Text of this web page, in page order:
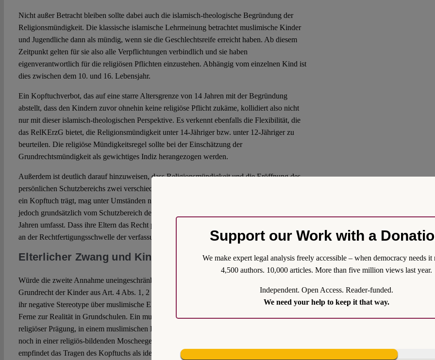
Nicht außer Betracht bleiben sollte dabei auch die islamisch-theologische Begründung der
Religionsmündigkeit. Die klassische islamische Lehrmeinung betrachtet muslimische Kinder
und Jugendliche dann als mündig, wenn sie die Geschlechtsreife erreicht haben. Ab diesem
Zeitpunkt gelten für sie also alle Verpflichtungen verbindlich und sie haben
eigenverantwortlich für die religiösen Pflichten einzustehen. Abhängig vom einzelnen Kind ist
dies zwischen dem 10. und 16. Lebensjahr.
Ein Kopftuchverbot, das auf eine starre Altersgrenze von 14 Jahren mit der Begründung
abstellt, dass den Kindern zuvor ohnehin keine religiöse Pflicht zukäme, kollidiert also nicht
nur mit dieser islamisch-theologischen Perspektive. Es verkennt ebenfalls die Flexibilität, die
das RelKErzG bietet, die Religionsmündigkeit unter 14-Jähriger bzw. unter 12-Jähriger zu
beurteilen. Die religiöse Mündigkeitsregel sollte bei der Einschätzung der
Grundrechtsmündigkeit als gewichtiges Indiz herangezogen werden.
Außerdem ist deutlich darauf hinzuweisen, dass Religionsmündigkeit und die Eröffnung des
persönlichen Schutzbereichs zwei verschiedene Begriffe sind. Ein 8-jähriges Mädchen, das
ein Kopftuch trägt, mag unter Umständen noch nicht religionsmündig sein. Ihr Verhalten ist
jedoch grundsätzlich vom Schutzbereich des Art. 4 GG gedeckt, der auch Kinder unter 14
Jahren umfasst. Dass ihre Eltern das Recht prozessual geltend machen müssen, ändert nichts
an der Rechtfertigungsschwelle der verfassungsimmanenten Schranken.
Elterlicher Zwang und Kinder ohne Selbstbestimmung?
Würde die zweite Annahme uneingeschränkt gelten, könnte tatsächlich nicht auf das
Grundrecht der Kinder aus Art. 4 Abs. 1, 2 GG Bezug genommen werden. Allerdings liegen
ihr negative Stereotype über muslimische Eltern zugrunde, und sie zeugt von einer gewissen
Ferne zur Realität in Grundschulen. Ein muslimisches Mädchen, das in einem Elternhaus
religiöser Prägung, in einem muslimischen Familien- und Bekanntenkreis und vielleicht sogar
noch in einer religiös-bildenden Moscheegemeinde aufwächst, möchte „dazugehören“. Es
empfindet das Tragen des Kopftuchs als identitätsstiftend und als Symbol der Zugehörigkeit.
Support our Work with a
We make expert legal analysis freely accessible – when democracy needs it
4,500 authors. 10,000 articles. More than five million views last year.
Independent. Open Access. Reader-funded.
We need your help to keep it that way.